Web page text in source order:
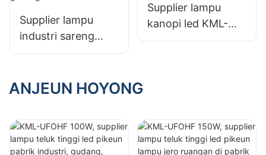
Supplier lampu
industri sareng
pertambangan LED
kanggo rohangan
gimnasium sareng
gudang.
Supplier lampu
kanopi led KML-
CLA 100W pikeun
ANJEUN HOYONG